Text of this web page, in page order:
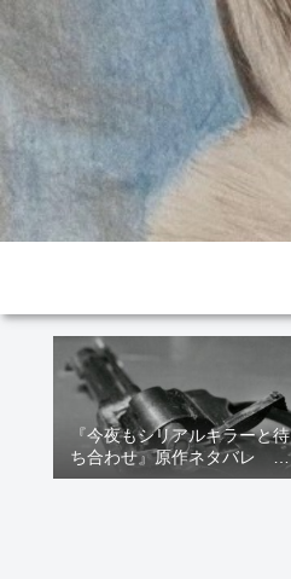
『今夜もシリアルキラーと待
ち合わせ』原作ネタバレ 断
髪オブジェ殺人事件 犯人の